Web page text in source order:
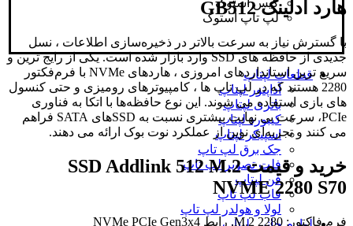
کیس استوک
لپ تاپ استوک
قطعات لپتاپ
آداپتور لپتاپ
باتری لپتاپ
کیبورد لپتاپ
اسپیکر لپتاپ
جک برق لپ تاپ
فلت تصویر لپ تاپ
فن لپتاپ
قاب لپ تاپ
لولا و هولدر لپ تاپ
هارد ادلینک GB512
با گسترش نیاز به سرعت بالاتر در ذخیره‌سازی اطلاعات ، نسل
جدیدی از حافظه ‌های SSD وارد بازار شده است. یکی از رایج ‌ترین و
سریع ‌ترین استانداردهای امروزی ، هاردهای NVMe با فرم‌فکتور
2280 هستند که در لپ ‌تاپ ‌ها ، کامپیوترهای رومیزی و حتی کنسول
‌های بازی استفاده می ‌شوند. این نوع حافظه‌ها با اتکا به فناوری
PCIe، سرعت بی ‌نهایت بیشتری نسبت به SSDهای SATA فراهم
می‌ کنند و تجربه‌ای نوین از عملکرد نوت بوک ارائه می ‌دهند.
خرید و قیمت SSD Addlink 512 M.2
NVME 2280 S70
فرم فاکتور: M.2 2280, رابط NVMe PCIe Gen3x4